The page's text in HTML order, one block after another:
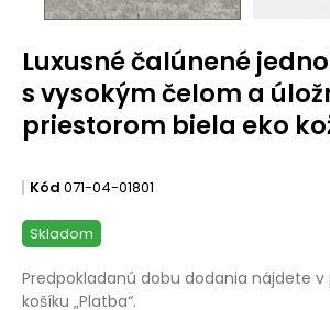
Luxusné čalúnené
s vysokým čelom a
priestorom biela eko
Kód 071-04-01801
Skladom
Predpokladanú dobu dodania nájdete v
košíku „Platba“.